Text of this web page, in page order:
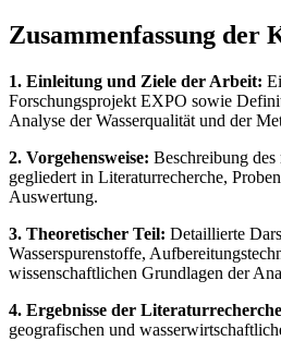
Zusammenfassung der
1. Einleitung und Ziele der Arbeit:
Forschungsprojekt EXPO sowie
Analyse der Wasserqualität und der
2. Vorgehensweise: Beschreibung des
gegliedert in Literaturrecherche,
Auswertung.
3. Theoretischer Teil: Detaillierte
Wasserspurenstoffe,
wissenschaftlichen Grundlagen der
4. Ergebnisse der
geografischen und